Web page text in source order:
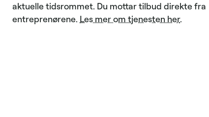
aktuelle tidsrommet. Du mottar tilbud direkte fra
entreprenørene. Les mer om tjenesten her.